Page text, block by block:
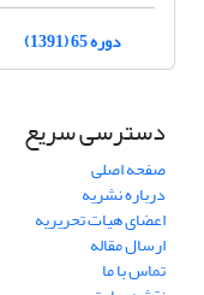
دوره 65 (1391)
دسترسی سریع
صفحه اصلی
درباره نشریه
اعضای هیات تحریریه
ارسال مقاله
تماس با ما